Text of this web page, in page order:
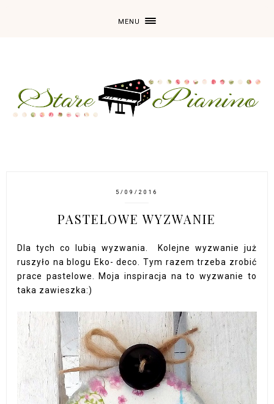
MENU
5/09/2016
PASTELOWE WYZWANIE
Dla tych co lubią wyzwania. Kolejne wyzwanie już
ruszyło na blogu Eko- deco. Tym razem trzeba zrobić
prace pastelowe. Moja inspiracja na to wyzwanie to
taka zawieszka:)